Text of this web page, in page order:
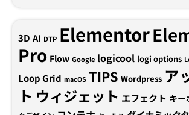
3D AI DTP Elementor
Pro Flow Google logicool logi options
Loop Grid macOS TIPS Wordpress ア
ト ウィジェット エフェクト キー